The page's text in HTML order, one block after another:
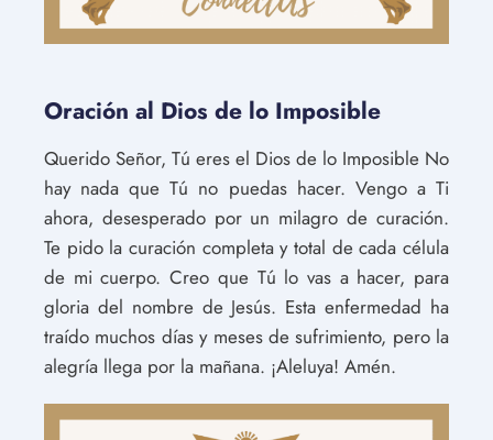
Oración al Dios de lo Imposible
Querido Señor, Tú eres el Dios de lo Imposible No
hay nada que Tú no puedas hacer. Vengo a Ti
ahora, desesperado por un milagro de curación.
Te pido la curación completa y total de cada célula
de mi cuerpo. Creo que Tú lo vas a hacer, para
gloria del nombre de Jesús. Esta enfermedad ha
traído muchos días y meses de sufrimiento, pero la
alegría llega por la mañana. ¡Aleluya! Amén.